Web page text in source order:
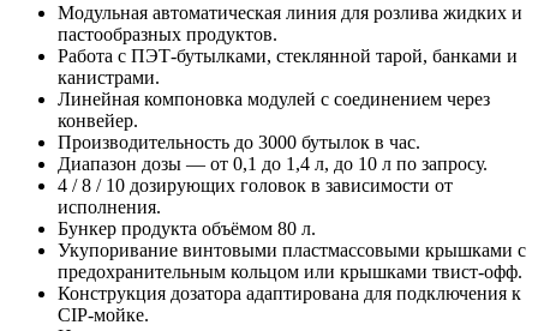
Модульная автоматическая линия для розлива жидких и
пастообразных продуктов.
Работа с ПЭТ-бутылками, стеклянной тарой, банками и
канистрами.
Линейная компоновка модулей с соединением через
конвейер.
Производительность до 3000 бутылок в час.
Диапазон дозы — от 0,1 до 1,4 л, до 10 л по запросу.
4 / 8 / 10 дозирующих головок в зависимости от
исполнения.
Бункер продукта объёмом 80 л.
Укупоривание винтовыми пластмассовыми крышками с
предохранительным кольцом или крышками твист-офф.
Конструкция дозатора адаптирована для подключения к
CIP-мойке.